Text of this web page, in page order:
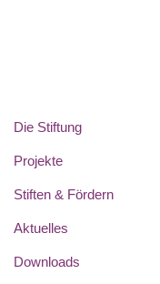
Die Stiftung
Projekte
Stiften & Fördern
Aktuelles
Downloads